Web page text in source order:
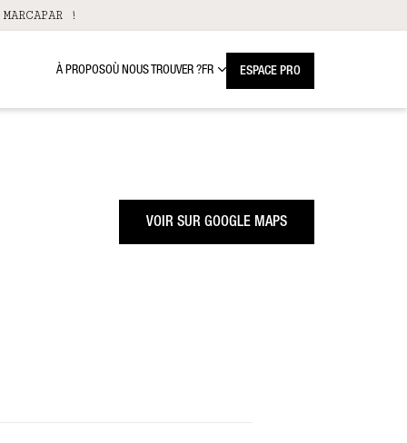
!
À PROPOSOÙ NOUS TROUVER ?FR ESPACE PRO
VOIR SUR GOOGLE MAPS